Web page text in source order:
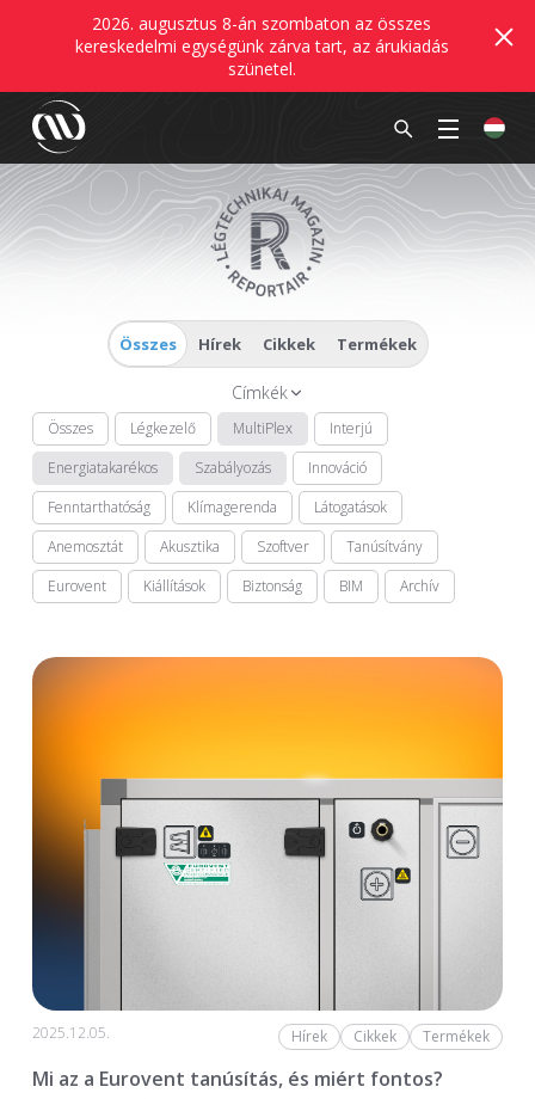
2026. augusztus 8-án szombaton az összes
kereskedelmi egységünk zárva tart, az árukiadás
szünetel.
Összes Hírek Cikkek Termékek
Címkék
Összes Légkezelő MultiPlex
Interjú
Energiatakarékos
Szabályozás
Innováció
Fenntarthatóság
Klímagerenda
Látogatások
Anemosztát
Akusztika Szoftver
Tanúsítvány
Eurovent
Kiállítások Biztonság BIM Archív
2025.12.05. Hírek Cikkek Termékek
Mi az a Eurovent tanúsítás, és miért fontos?